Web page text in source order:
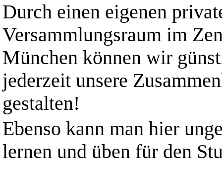
Durch einen eigenen
Versammlungsraum im
München können wir
jederzeit unsere
gestalten!
Ebenso kann man hier
lernen und üben für den